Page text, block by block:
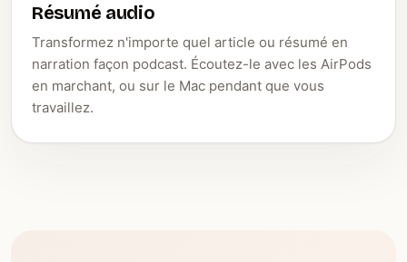
Résumé audio
Transformez n'importe quel article ou résumé en
narration façon podcast. Écoutez-le avec les AirPods
en marchant, ou sur le Mac pendant que vous
travaillez.